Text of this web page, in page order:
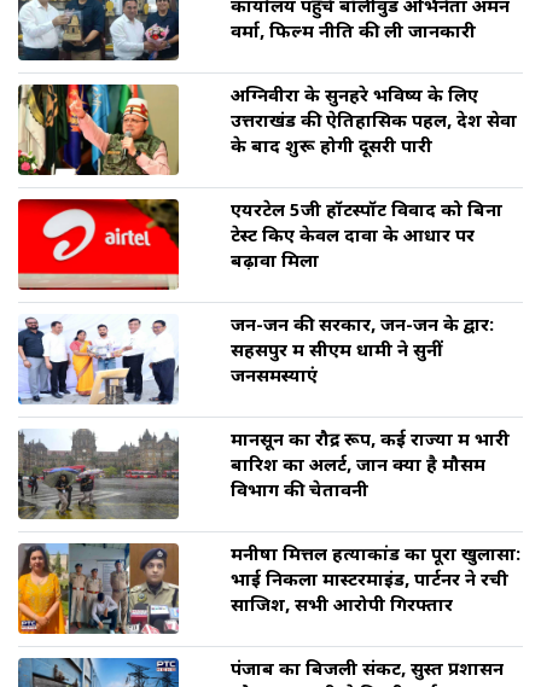
कार्यालय पहुंचे बॉलीवुड अभिनेता अमन
वर्मा, फिल्म नीति की ली जानकारी
अग्निवीरों के सुनहरे भविष्य के लिए
उत्तराखंड की ऐतिहासिक पहल, देश सेवा
के बाद शुरू होगी दूसरी पारी
एयरटेल 5जी हॉटस्पॉट विवाद को बिना
टेस्ट किए केवल दावों के आधार पर
बढ़ावा मिला
जन-जन की सरकार, जन-जन के द्वार:
सहसपुर में सीएम धामी ने सुनीं
जनसमस्याएं
मानसून का रौद्र रूप, कई राज्यों में भारी
बारिश का अलर्ट, जानें क्या है मौसम
विभाग की चेतावनी
मनीषा मित्तल हत्याकांड का पूरा खुलासा:
भाई निकला मास्टरमाइंड, पार्टनर ने रची
साजिश, सभी आरोपी गिरफ्तार
पंजाब का बिजली संकट, सुस्त प्रशासन